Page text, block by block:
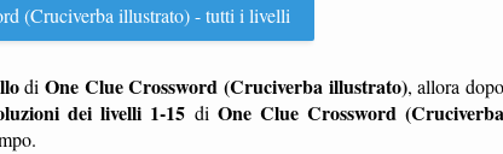
(Cruciverba illustrato) - tutti i livelli
di One Clue Crossword (Cruciverba illustrato), allora dopo
dei livelli 1-15diOne Clue Crossword (Cruciverba